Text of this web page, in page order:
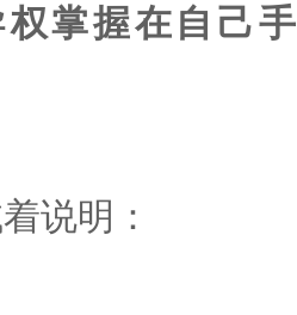
掌握在自己手
说明：